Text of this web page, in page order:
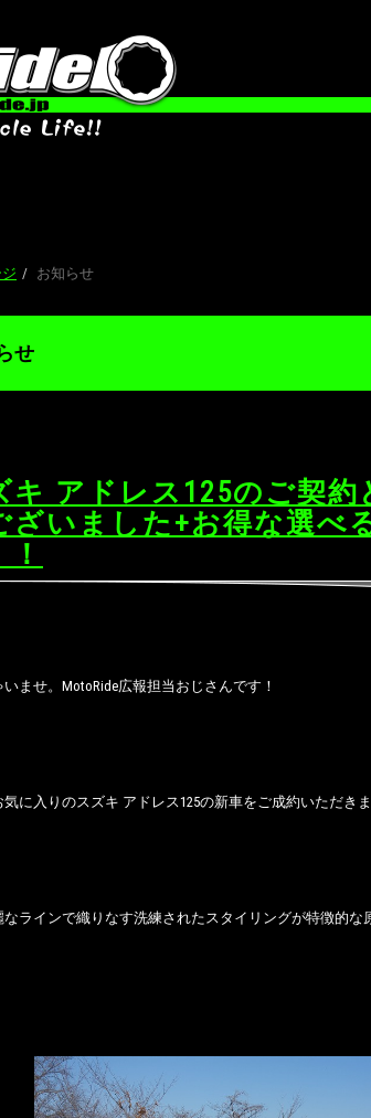
お知らせ
せ
キ アドレス125のご契約
ざいました+お得な選べ
ませ。MotoRide広報担当おじさんです！
に入りのスズキ アドレス125の新車をご成約いただきま
ラインで織りなす洗練されたスタイリングが特徴的な